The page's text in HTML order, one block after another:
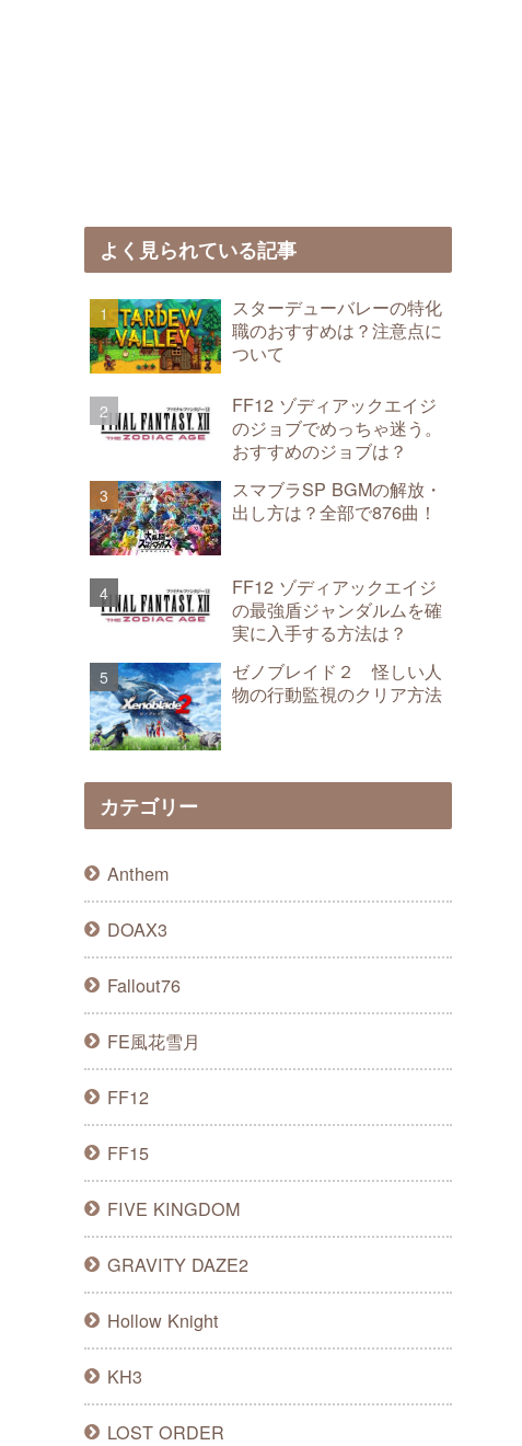
よく見られている記事
スターデューバレーの特化
職のおすすめは？注意点に
ついて
FF12 ゾディアックエイジ
のジョブでめっちゃ迷う。
おすすめのジョブは？
スマブラSP BGMの解放・
出し方は？全部で876曲！
FF12 ゾディアックエイジ
の最強盾ジャンダルムを確
実に入手する方法は？
ゼノブレイド２ 怪しい人
物の行動監視のクリア方法
カテゴリー
Anthem
DOAX3
Fallout76
FE風花雪月
FF12
FF15
FIVE KINGDOM
GRAVITY DAZE2
Hollow Knight
KH3
LOST ORDER